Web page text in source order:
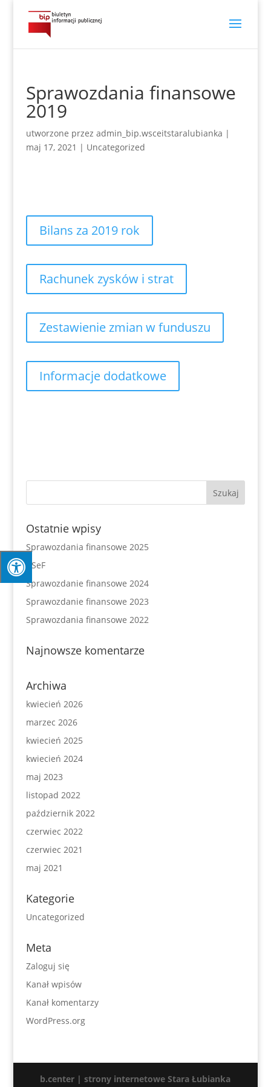
Sprawozdania finansowe
2019
utworzone przez admin_bip.wsceitstaralubianka |
maj 17, 2021 | Uncategorized
Bilans za 2019 rok
Rachunek zysków i strat
Zestawienie zmian w funduszu
Informacje dodatkowe
Ostatnie wpisy
Sprawozdania finansowe 2025
KSeF
Sprawozdanie finansowe 2024
Sprawozdanie finansowe 2023
Sprawozdania finansowe 2022
Najnowsze komentarze
Archiwa
kwiecień 2026
marzec 2026
kwiecień 2025
kwiecień 2024
maj 2023
listopad 2022
październik 2022
czerwiec 2022
czerwiec 2021
maj 2021
Kategorie
Uncategorized
Meta
Zaloguj się
Kanał wpisów
Kanał komentarzy
WordPress.org
b.center | strony internetowe Stara Łubianka